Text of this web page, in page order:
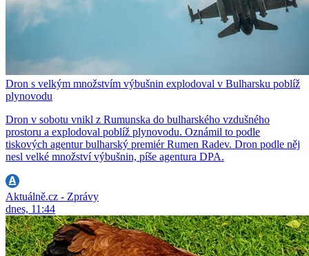
Dron s velkým množstvím výbušnin explodoval v Bulharsku poblíž
plynovodu
Dron v sobotu vnikl z Rumunska do bulharského vzdušného
prostoru a explodoval poblíž plynovodu. Oznámil to podle
tiskových agentur bulharský premiér Rumen Radev. Dron podle něj
nesl velké množství výbušnin, píše agentura DPA.
Aktuálně.cz - Zprávy
dnes, 11:44